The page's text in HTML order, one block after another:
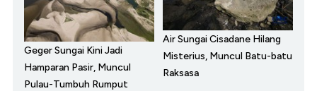
Geger Sungai Kini Jadi
Hamparan Pasir, Muncul
Pulau-Tumbuh Rumput
Air Sungai Cisadane Hilang
Misterius, Muncul Batu-batu
Raksasa